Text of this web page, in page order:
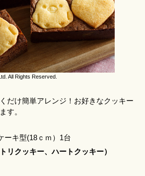
All Rights Reserved.
だけ簡単アレンジ！お好きなクッキー
す。
ーキ型(18ｃｍ）1台
リクッキー、ハートクッキー）